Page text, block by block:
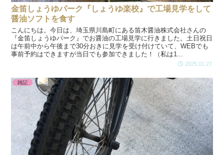
金笛しょうゆパーク『しょうゆ楽校』で工場見学をして
醤油ソフトを食す
こんにちは。今日は、埼玉県川島町にある笛木醤油株式会社さんの
『金笛しょうゆパーク』でお醤油の工場見学に行きました。土日祝日
は午前中から午後まで30分おきに見学を受け付けていて、WEBでも
事前予約はできますが当日でも参加できました！（私は1...
2025.01.27
雑記